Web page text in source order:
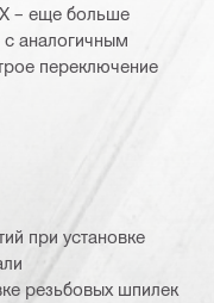
– еще больше
аналогичным
переключение
при установке
резьбовых шпилек